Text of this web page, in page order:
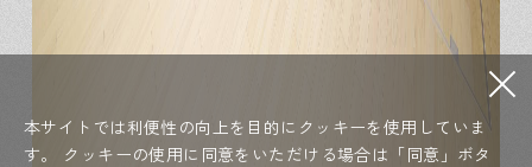
本サイトでは利便性の向上を目的にクッキーを使用していま
す。
クッキーの使用に同意をいただける場合は「同意」ボタ